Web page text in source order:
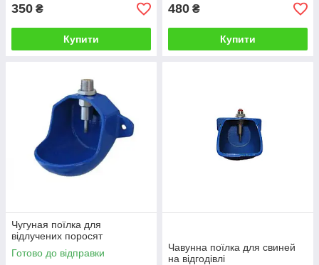
350 ₴
Купити
480 ₴
Купити
Чугуная поїлка для
відлучених поросят
Готово до відправки
Чавунна поїлка для свиней
на відгодівлі